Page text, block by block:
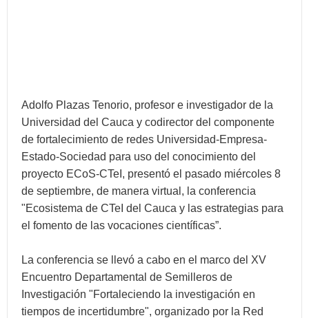
Adolfo Plazas Tenorio, profesor e investigador de la
Universidad del Cauca y codirector del componente
de fortalecimiento de redes Universidad-Empresa-
Estado-Sociedad para uso del conocimiento del
proyecto ECoS-CTeI, presentó el pasado miércoles 8
de septiembre, de manera virtual, la conferencia
"Ecosistema de CTeI del Cauca y las estrategias para
el fomento de las vocaciones científicas”.
La conferencia se llevó a cabo en el marco del XV
Encuentro Departamental de Semilleros de
Investigación "Fortaleciendo la investigación en
tiempos de incertidumbre", organizado por la Red